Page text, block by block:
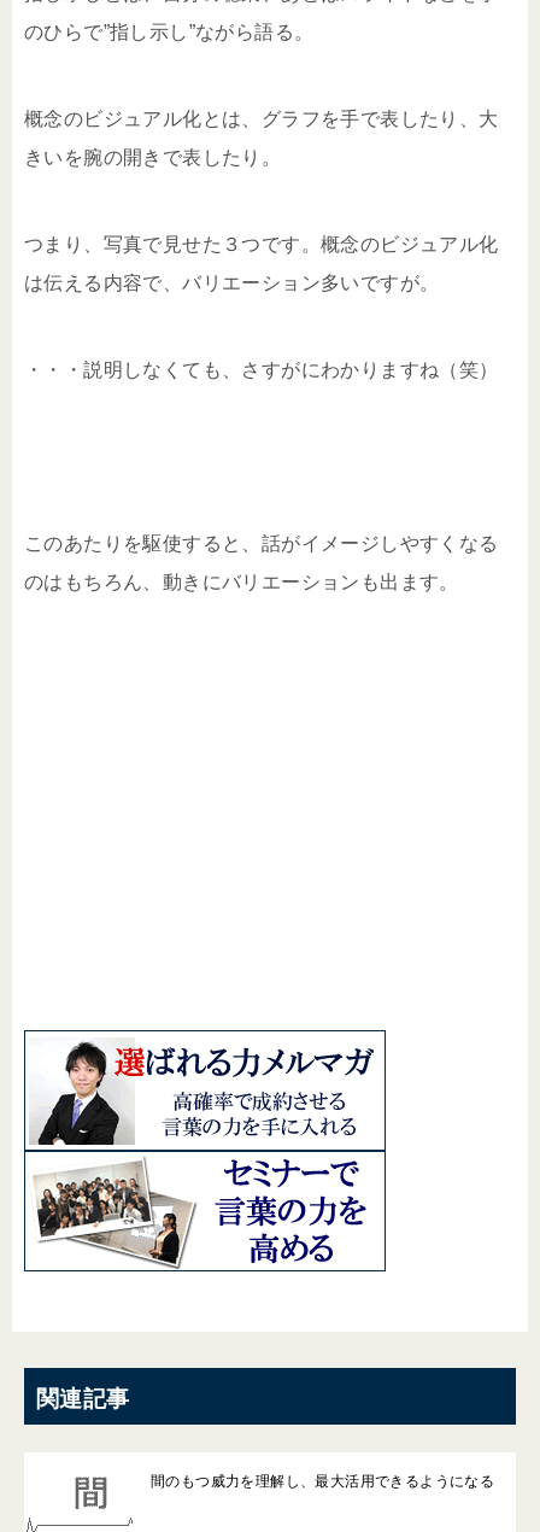
のひらで”指し示し”ながら語る。
概念のビジュアル化とは、グラフを手で表したり、大
きいを腕の開きで表したり。
つまり、写真で見せた３つです。概念のビジュアル化
は伝える内容で、バリエーション多いですが。
・・・説明しなくても、さすがにわかりますね（笑）
このあたりを駆使すると、話がイメージしやすくなる
のはもちろん、動きにバリエーションも出ます。
関連記事
間のもつ威力を理解し、最大活用できるようになる